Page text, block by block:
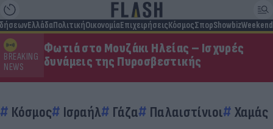
ΕλλάδαΠολιτικήΟικονομίαΕπιχειρήσειςΚόσμοςΣπορShowbizWeekend
BREAKING
NEWS
Φωτιά στο Μουζάκι Ηλείας – Ισχυρές
δυνάμεις της Πυροσβεστικής
Κόσμος Ισραήλ Γάζα Παλαιστίνιοι Χαμάς